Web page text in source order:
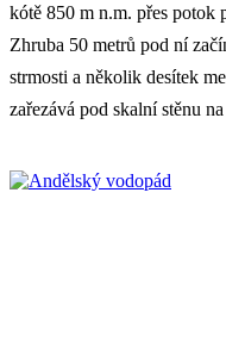
kótě 850 m n.m. přes potok
Zhruba 50 metrů pod ní
strmosti a několik desítek
zařezává pod skalní stěnu